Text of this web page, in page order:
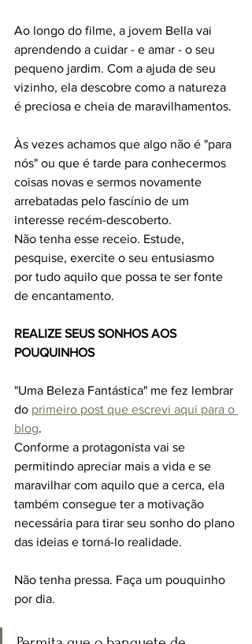
Ao longo do filme, a jovem Bella vai
aprendendo a cuidar - e amar - o seu
pequeno jardim. Com a ajuda de seu
vizinho, ela descobre como a natureza
é preciosa e cheia de maravilhamentos.
Às vezes achamos que algo não é "para
nós" ou que é tarde para conhecermos
coisas novas e sermos novamente
arrebatadas pelo fascínio de um
interesse recém-descoberto.
Não tenha esse receio. Estude,
pesquise, exercite o seu entusiasmo
por tudo aquilo que possa te ser fonte
de encantamento.
REALIZE SEUS SONHOS AOS
POUQUINHOS
"Uma Beleza Fantástica" me fez lembrar
do primeiro post que escrevi aqui para o
blog.
Conforme a protagonista vai se
permitindo apreciar mais a vida e se
maravilhar com aquilo que a cerca, ela
também consegue ter a motivação
necessária para tirar seu sonho do plano
das ideias e torná-lo realidade.
Não tenha pressa. Faça um pouquinho
por dia.